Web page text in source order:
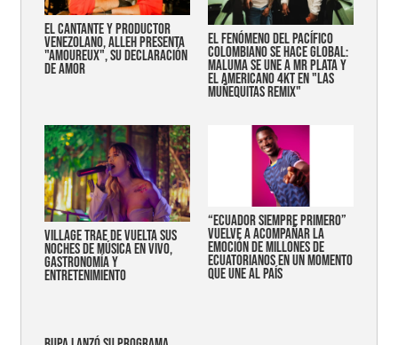
EL CANTANTE Y PRODUCTOR
VENEZOLANO, ALLEH PRESENTA
"AMOUREUX", SU DECLARACIÓN
DE AMOR
EL FENÓMENO DEL PACÍFICO
COLOMBIANO SE HACE GLOBAL:
MALUMA SE UNE A MR PLATA Y
EL AMERICANO 4KT EN "LAS
MUÑEQUITAS REMIX"
Village trae de vuelta sus
noches de música en vivo,
gastronomía y
entretenimiento
“Ecuador siempre primero”
vuelve a acompañar la
emoción de millones de
ecuatorianos en un momento
que une al país